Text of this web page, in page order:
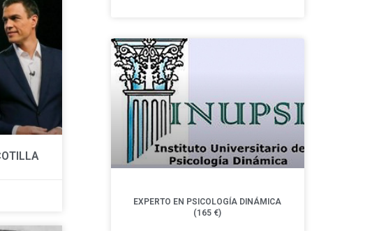
EXPERTO EN PSICOLOGÍA DINÁMICA
(165 €)